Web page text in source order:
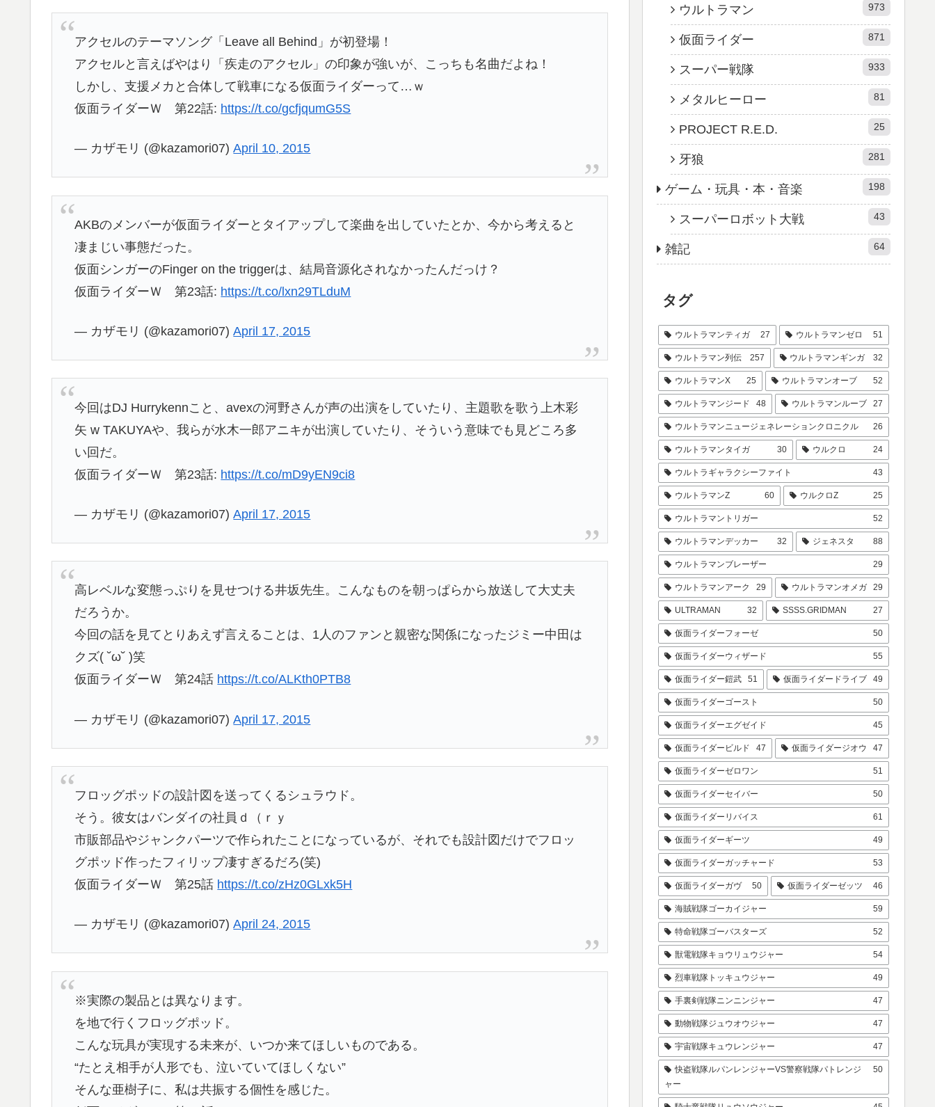
アクセルのテーマソング「Leave all Behind」が初登場！
アクセルと言えばやはり「疾走のアクセル」の印象が強いが、こっちも名曲だよね！
しかし、支援メカと合体して戦車になる仮面ライダーって…ｗ
仮面ライダーＷ 第22話: https://t.co/gcfjqumG5S
— カザモリ (@kazamori07)April 10, 2015
AKBのメンバーが仮面ライダーとタイアップして楽曲を出していたとか、今から考えると
凄まじい事態だった。
仮面シンガーのFinger on the triggerは、結局音源化されなかったんだっけ？
仮面ライダーＷ 第23話: https://t.co/lxn29TLduM
— カザモリ (@kazamori07)April 17, 2015
今回はDJ Hurrykennこと、avexの河野さんが声の出演をしていたり、主題歌を歌う上木彩
矢 w TAKUYAや、我らが水木一郎アニキが出演していたり、そういう意味でも見どころ多
い回だ。
仮面ライダーＷ 第23話: https://t.co/mD9yEN9ci8
— カザモリ (@kazamori07)April 17, 2015
高レベルな変態っぷりを見せつける井坂先生。こんなものを朝っぱらから放送して大丈夫
だろうか。
今回の話を見てとりあえず言えることは、1人のファンと親密な関係になったジミー中田は
クズ( ˘ω˘ )笑
仮面ライダーＷ 第24話 https://t.co/ALKth0PTB8
— カザモリ (@kazamori07)April 17, 2015
フロッグポッドの設計図を送ってくるシュラウド。
そう。彼女はバンダイの社員ｄ（ｒｙ
市販部品やジャンクパーツで作られたことになっているが、それでも設計図だけでフロッ
グポッド作ったフィリップ凄すぎるだろ(笑)
仮面ライダーＷ 第25話 https://t.co/zHz0GLxk5H
— カザモリ (@kazamori07)April 24, 2015
※実際の製品とは異なります。
を地で行くフロッグポッド。
こんな玩具が実現する未来が、いつか来てほしいものである。
“たとえ相手が人形でも、泣いていてほしくない”
そんな亜樹子に、私は共振する個性を感じた。
ウルトラマン 973
仮面ライダー 871
スーパー戦隊 933
メタルヒーロー 81
PROJECT R.E.D. 25
牙狼 281
ゲーム・玩具・本・音楽 198
スーパーロボット大戦 43
雑記 64
タグ
ウルトラマンティガ 27 ウルトラマンゼロ 51
ウルトラマン列伝 257 ウルトラマンギンガ 32
ウルトラマンX 25 ウルトラマンオーブ 52
ウルトラマンジード 48 ウルトラマンルーブ 27
ウルトラマンニュージェネレーションクロニクル 26
ウルトラマンタイガ 30 ウルクロ 24
ウルトラギャラクシーファイト 43
ウルトラマンZ 60 ウルクロZ 25
ウルトラマントリガー 52
ウルトラマンデッカー 32 ジェネスタ 88
ウルトラマンブレーザー 29
ウルトラマンアーク 29 ウルトラマンオメガ 29
ULTRAMAN 32 SSSS.GRIDMAN 27
仮面ライダーフォーゼ 50
仮面ライダーウィザード 55
仮面ライダー鎧武 51 仮面ライダードライブ 49
仮面ライダーゴースト 50
仮面ライダーエグゼイド 45
仮面ライダービルド 47 仮面ライダージオウ 47
仮面ライダーゼロワン 51
仮面ライダーセイバー 50
仮面ライダーリバイス 61
仮面ライダーギーツ 49
仮面ライダーガッチャード 53
仮面ライダーガヴ 50 仮面ライダーゼッツ 46
海賊戦隊ゴーカイジャー 59
特命戦隊ゴーバスターズ 52
獣電戦隊キョウリュウジャー 54
烈車戦隊トッキュウジャー 49
手裏剣戦隊ニンニンジャー 47
動物戦隊ジュウオウジャー 47
宇宙戦隊キュウレンジャー 47
快盗戦隊ルパンレンジャーVS警察戦隊パトレンジ
ャー
50